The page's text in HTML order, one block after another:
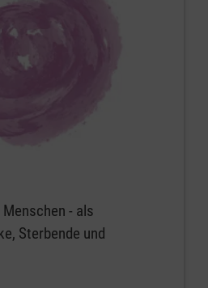
- als
Sterbende und